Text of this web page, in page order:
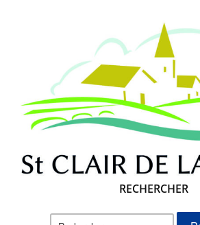
RECHERCHER
Rechercher :